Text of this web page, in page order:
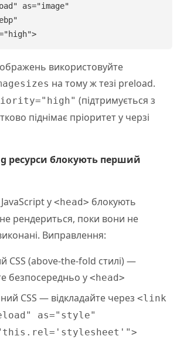
as="image"
використовуйте
на тому ж тезі preload.
(підтримується з
піднімає пріоритет у черзі
ресурси блокують перший
у <head> блокують
рендериться, поки вони не
Виправлення:
CSS (above-the-fold стилі) —
безпосередньо у <head>
CSS — відкладайте через <link
as="style"